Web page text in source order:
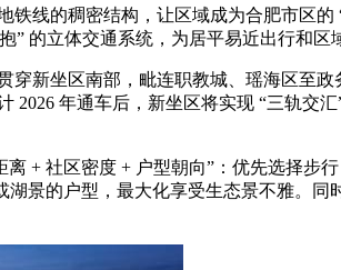
的稠密结构，让区域成为合肥市区的
” 的立体交通系统，为居平易近出行和区
坐区南部，毗连职教城、瑶海区至政
年通车后，新坐区将实现 “三轨交
社区密度 + 户型朝向”：优先选择步
景的户型，最大化享受生态景不雅。